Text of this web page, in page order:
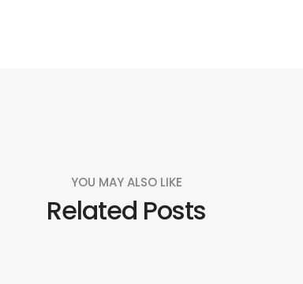
YOU MAY ALSO LIKE
Related Posts